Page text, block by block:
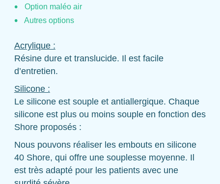
Option maléo air
Autres options
Acrylique :
Résine dure et translucide. Il est facile
d’entretien.
Silicone :
Le silicone est souple et antiallergique. Chaque
silicone est plus ou moins souple en fonction des
Shore proposés :
Nous pouvons réaliser les embouts en silicone
40 Shore, qui offre une souplesse moyenne. Il
est très adapté pour les patients avec une